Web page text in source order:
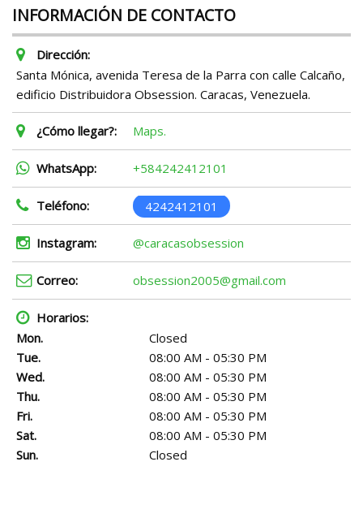
INFORMACIÓN DE CONTACTO
Dirección:
Santa Mónica, avenida Teresa de la Parra con calle Calcaño,
edificio Distribuidora Obsession. Caracas, Venezuela.
¿Cómo llegar?: Maps.
WhatsApp: +584242412101
Teléfono: 4242412101
Instagram: @caracasobsession
Correo: obsession2005@gmail.com
Horarios:
Mon.
Closed
Tue.
08:00 AM - 05:30 PM
Wed.
08:00 AM - 05:30 PM
Thu.
08:00 AM - 05:30 PM
Fri.
08:00 AM - 05:30 PM
Sat.
08:00 AM - 05:30 PM
Sun.
Closed